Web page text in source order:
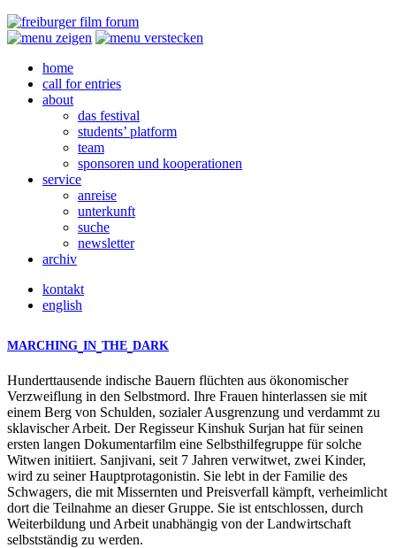
home
call for entries
about
das festival
students’ platform
team
sponsoren und kooperationen
service
anreise
unterkunft
suche
newsletter
archiv
kontakt
english
MARCHING IN THE DARK
Hunderttausende indische Bauern flüchten aus ökonomischer
Verzweiflung in den Selbstmord. Ihre Frauen hinterlassen sie mit
einem Berg von Schulden, sozialer Ausgrenzung und verdammt zu
sklavischer Arbeit. Der Regisseur Kinshuk Surjan hat für seinen
ersten langen Dokumentarfilm eine Selbsthilfegruppe für solche
Witwen initiiert. Sanjivani, seit 7 Jahren verwitwet, zwei Kinder,
wird zu seiner Hauptprotagonistin. Sie lebt in der Familie des
Schwagers, die mit Missernten und Preisverfall kämpft, verheimlicht
dort die Teilnahme an dieser Gruppe. Sie ist entschlossen, durch
Weiterbildung und Arbeit unabhängig von der Landwirtschaft
selbstständig zu werden.